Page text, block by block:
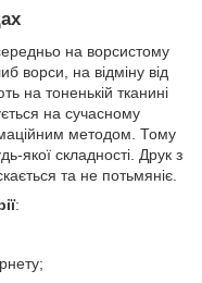
на ворсистому
ворси, на відміну від
на тоненькій тканині
на сучасному
методом. Тому
якої складності. Друк з
та не потьмяніє.
: